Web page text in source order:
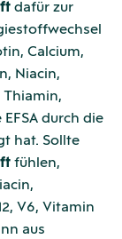
dafür zur
Calcium,
Niacin,
Thiamin,
durch die
hat. Sollte
fühlen,
V6, Vitamin
aus